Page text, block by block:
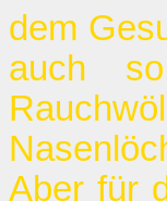
dem
auch
Aber für